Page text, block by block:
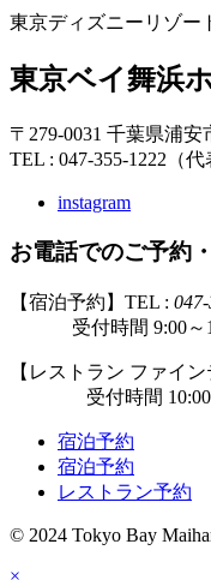
東京ディズニーリゾー
東京ベイ舞浜
〒279-0031 千葉県浦
TEL : 047-355-1222（代
instagram
お電話でのご予約
【宿泊予約】TEL :
受付時間 9:00～
【レストラン ファイ
受付時間 10:00
宿泊予約
宿泊予約
レストラン予約
© 2024 Tokyo Bay
×